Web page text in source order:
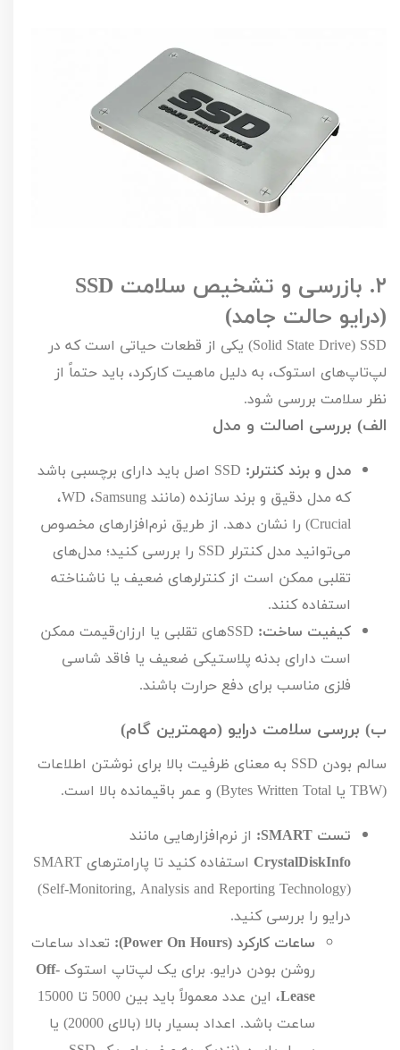
۲. بازرسی و تشخیص سلامت SSD
(درایو حالت جامد)
SSD
(
Solid State Drive) یکی از قطعات حیاتی است که در
لپ‌تاپ‌های استوک، به دلیل ماهیت کارکرد، باید حتماً از
نظر سلامت بررسی شود.
الف) بررسی اصالت و مدل
مدل و برند کنترلر: SSD اصل باید دارای برچسبی باشد
که مدل دقیق و برند سازنده (مانند Samsung، WD،
Crucial) را نشان دهد. از طریق نرم‌افزارهای مخصوص
می‌توانید مدل کنترلر SSD را بررسی کنید؛ مدل‌های
تقلبی ممکن است از کنترلرهای ضعیف یا ناشناخته
استفاده کنند.
کیفیت ساخت: SSDهای تقلبی یا ارزان‌قیمت ممکن
است دارای بدنه پلاستیکی ضعیف یا فاقد شاسی
فلزی مناسب برای دفع حرارت باشند.
ب) بررسی سلامت درایو (مهمترین گام)
سالم بودن SSD به معنای ظرفیت بالا برای نوشتن اطلاعات
(
TBW یا Total
Bytes Written) و عمر باقیمانده بالا است.
تست SMART
: از نرم‌افزارهایی مانند
CrystalDiskInfo استفاده کنید تا پارامترهای SMART
(
Self-Monitoring, Analysis and Reporting Technology
)
درایو را بررسی کنید.
ساعات کارکرد (Power On Hours
): تعداد ساعات
روشن بودن درایو. برای یک لپ‌تاپ استوک Off-
Lease، این عدد معمولاً باید بین 5000 تا 15000
ساعت باشد. اعداد بسیار بالا (بالای 20000) یا